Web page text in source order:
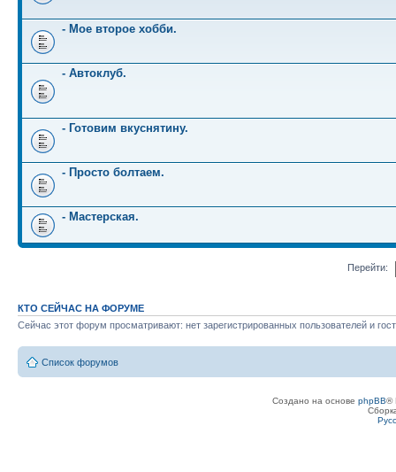
- Мое второе хобби.
- Автоклуб.
- Готовим вкуснятину.
- Просто болтаем.
- Мастерская.
Перейти:
КТО СЕЙЧАС НА ФОРУМЕ
Сейчас этот форум просматривают: нет зарегистрированных пользователей и
Список форумов
Создано на основе phpBB®